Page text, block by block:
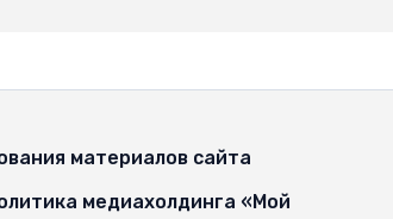
материалов сайта
медиахолдинга «Мой